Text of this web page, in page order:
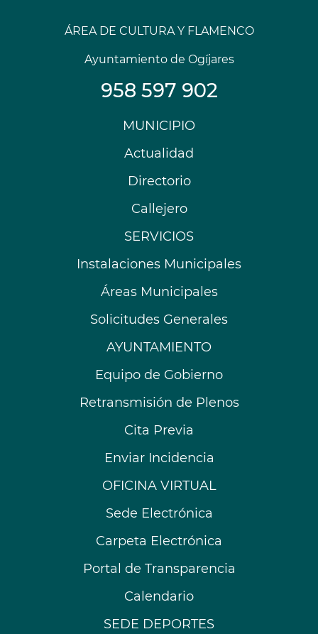
ÁREA DE CULTURA Y FLAMENCO
Ayuntamiento de Ogíjares
958 597 902
MUNICIPIO
Actualidad
Directorio
Callejero
SERVICIOS
Instalaciones Municipales
Áreas Municipales
Solicitudes Generales
AYUNTAMIENTO
Equipo de Gobierno
Retransmisión de Plenos
Cita Previa
Enviar Incidencia
OFICINA VIRTUAL
Sede Electrónica
Carpeta Electrónica
Portal de Transparencia
Calendario
SEDE DEPORTES